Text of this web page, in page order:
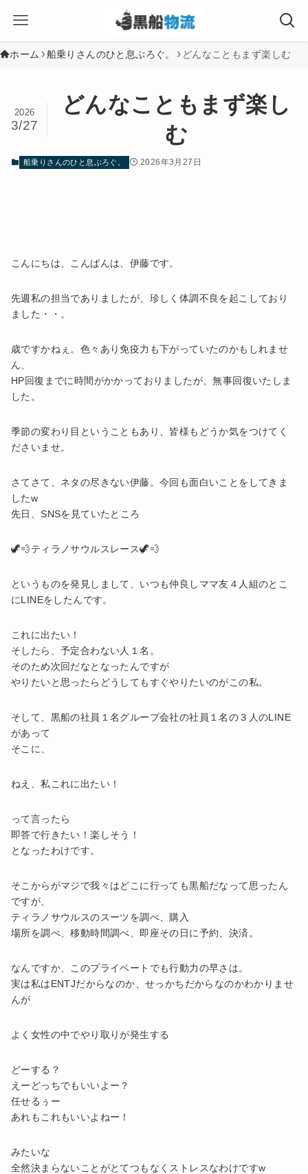
ホーム 船乗りさんのひと息ぶろぐ。 どんなこともまず楽しむ
どんなこともまず楽し
む
2026
3/27
船乗りさんのひと息ぶろぐ。 2026年3月27日
こんにちは、こんばんは、伊藤です。
先週私の担当でありましたが、珍しく体調不良を起こしており
ました・・。
歳ですかねぇ。色々あり免疫力も下がっていたのかもしれませ
ん、
HP回復までに時間がかかっておりましたが、無事回復いたしま
した。
季節の変わり目ということもあり、皆様もどうか気をつけてく
ださいませ。
さてさて、ネタの尽きない伊藤。今回も面白いことをしてきま
したw
先日、SNSを見ていたところ
🦖💨ティラノサウルスレース🦖💨
というものを発見しまして、いつも仲良しママ友４人組のとこ
にLINEをしたんです。
これに出たい！
そしたら、予定合わない人１名。
そのため次回だなとなったんですが
やりたいと思ったらどうしてもすぐやりたいのがこの私。
そして、黒船の社員１名グループ会社の社員１名の３人のLINE
があって
そこに、
ねえ、私これに出たい！
って言ったら
即答で行きたい！楽しそう！
となったわけです。
そこからがマジで我々はどこに行っても黒船だなって思ったん
ですが、
ティラノサウルスのスーツを調べ、購入
場所を調べ、移動時間調べ、即座その日に予約、決済。
なんですか、このプライベートでも行動力の早さは。
実は私はENTJだからなのか、せっかちだからなのかわかりませ
んが
よく女性の中でやり取りが発生する
どーする？
えーどっちでもいいよー？
任せるぅー
あれもこれもいいよねー！
みたいな
全然決まらないことがとてつもなくストレスなわけですw